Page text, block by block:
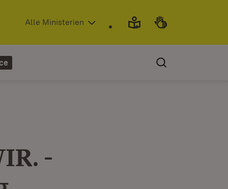
(Öffnet in neuem Fenster)
Alle Ministerien
-